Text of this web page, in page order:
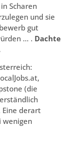
Scharen
und sie
gut
… . Dachte
(die
Eine derart
wenigen